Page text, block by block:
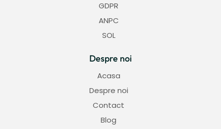
GDPR
ANPC
SOL
Despre noi
Acasa
Despre noi
Contact
Blog